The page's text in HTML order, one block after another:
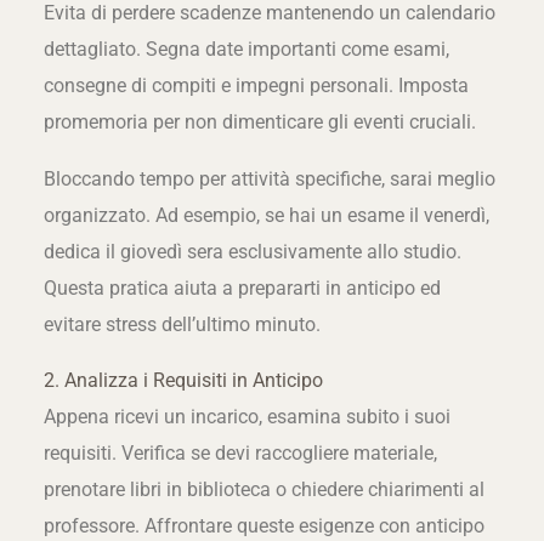
Evita di perdere scadenze mantenendo un calendario
dettagliato. Segna date importanti come esami,
consegne di compiti e impegni personali. Imposta
promemoria per non dimenticare gli eventi cruciali.
Bloccando tempo per attività specifiche, sarai meglio
organizzato. Ad esempio, se hai un esame il venerdì,
dedica il giovedì sera esclusivamente allo studio.
Questa pratica aiuta a prepararti in anticipo ed
evitare stress dell’ultimo minuto.
2. Analizza i Requisiti in Anticipo
Appena ricevi un incarico, esamina subito i suoi
requisiti. Verifica se devi raccogliere materiale,
prenotare libri in biblioteca o chiedere chiarimenti al
professore. Affrontare queste esigenze con anticipo